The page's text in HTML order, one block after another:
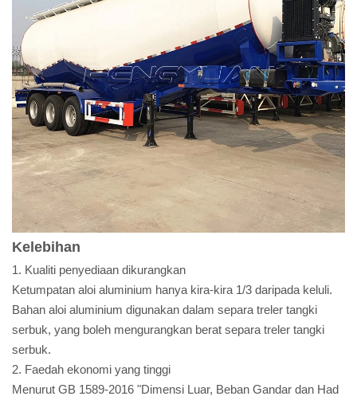
Kelebihan
1. Kualiti penyediaan dikurangkan
Ketumpatan aloi aluminium hanya kira-kira 1/3 daripada keluli.
Bahan aloi aluminium digunakan dalam separa treler tangki
serbuk, yang boleh mengurangkan berat separa treler tangki
serbuk.
2. Faedah ekonomi yang tinggi
Menurut GB 1589-2016 "Dimensi Luar, Beban Gandar dan Had